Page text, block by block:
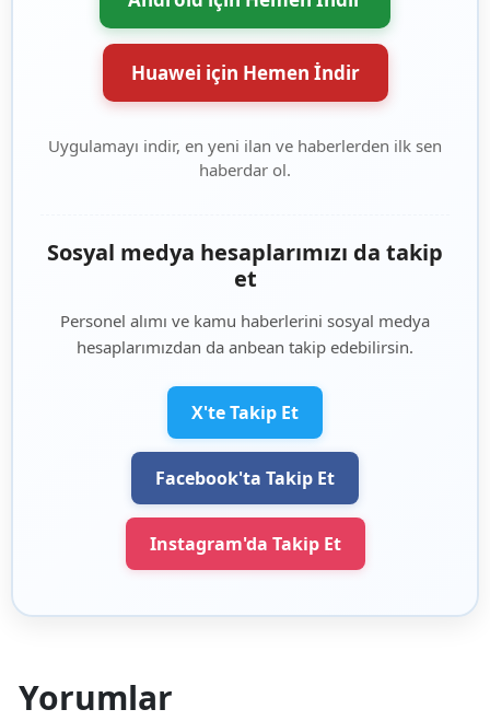
Huawei için Hemen İndir
Uygulamayı indir, en yeni ilan ve haberlerden ilk sen
haberdar ol.
Sosyal medya hesaplarımızı da takip
et
Personel alımı ve kamu haberlerini sosyal medya
hesaplarımızdan da anbean takip edebilirsin.
X'te Takip Et
Facebook'ta Takip Et
Instagram'da Takip Et
Yorumlar